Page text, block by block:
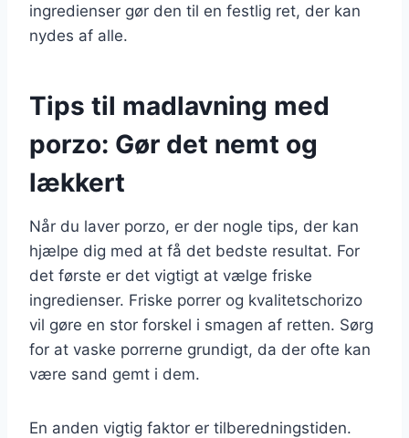
ingredienser gør den til en festlig ret, der kan
nydes af alle.
Tips til madlavning med
porzo: Gør det nemt og
lækkert
Når du laver porzo, er der nogle tips, der kan
hjælpe dig med at få det bedste resultat. For
det første er det vigtigt at vælge friske
ingredienser. Friske porrer og kvalitetschorizo
vil gøre en stor forskel i smagen af retten. Sørg
for at vaske porrerne grundigt, da der ofte kan
være sand gemt i dem.
En anden vigtig faktor er tilberedningstiden.